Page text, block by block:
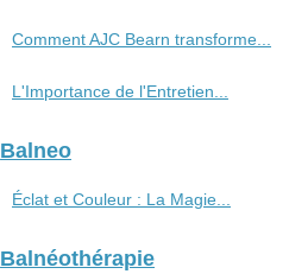
Comment AJC Bearn transforme...
L'Importance de l'Entretien...
Balneo
Éclat et Couleur : La Magie...
Balnéothérapie